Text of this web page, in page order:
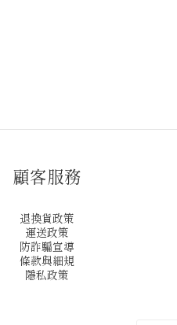
顧客服務
退換貨政策
運送政策
防詐騙宣導
條款與細規
隱私政策